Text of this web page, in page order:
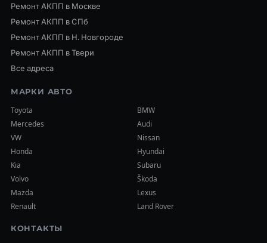
Ремонт АКПП в Москве
Ремонт АКПП в СПб
Ремонт АКПП в Н. Новгороде
Ремонт АКПП в Твери
Все адреса
МАРКИ АВТО
Toyota
BMW
Mercedes
Audi
VW
Nissan
Honda
Hyundai
Kia
Subaru
Volvo
Škoda
Mazda
Lexus
Renault
Land Rover
КОНТАКТЫ